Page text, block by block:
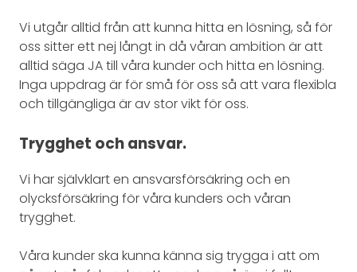
Vi utgår alltid från att kunna hitta en lösning, så för
oss sitter ett nej långt in då våran ambition är att
alltid säga JA till våra kunder och hitta en lösning.
Inga uppdrag är för små för oss så att vara flexibla
och tillgängliga är av stor vikt för oss.
Trygghet och ansvar.
Vi har självklart en ansvarsförsäkring och en
olycksförsäkring för våra kunders och våran
trygghet.
Våra kunder ska kunna känna sig trygga i att om